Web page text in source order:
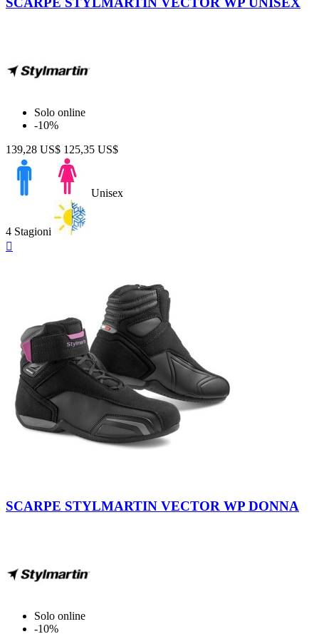
Taglia
Visualizza i prodotti a
Anthracite
Solo online
-10%
139,28 US$ 125,35 US$
Unisex
4 Stagioni

-
Purple
SCARPE STYLMARTIN VECTOR WP DONNA
Solo online
-10%